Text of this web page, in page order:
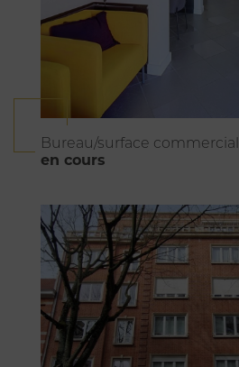
Bureau/surface
en cours